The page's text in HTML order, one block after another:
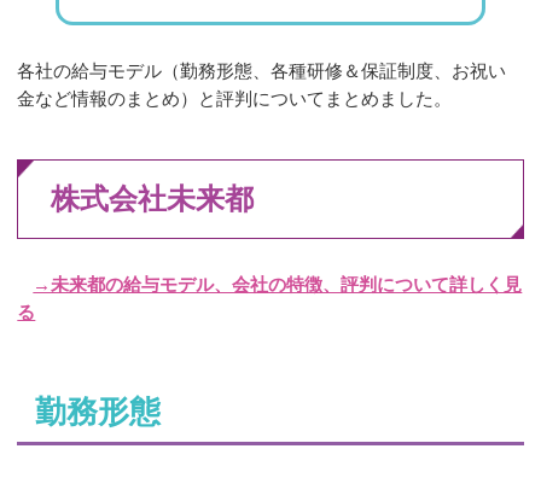
各社の給与モデル（勤務形態、各種研修＆保証制度、お祝い
金など情報のまとめ）と評判についてまとめました。
株式会社未来都
→未来都の給与モデル、会社の特徴、評判について詳しく見
る
勤務形態